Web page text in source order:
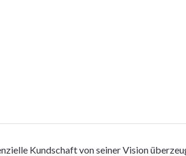
Kundschaft von seiner Vision